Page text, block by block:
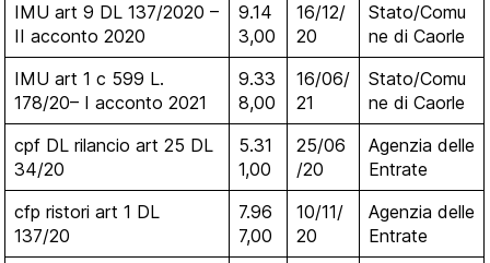
IMU art 9 DL 137/2020 –
II acconto 2020
9.14
3,00
16/12/
20
Stato/Comu
ne di Caorle
IMU art 1 c 599 L.
178/20– I acconto 2021
9.33
8,00
16/06/
21
Stato/Comu
ne di Caorle
cpf DL rilancio art 25 DL
34/20
5.31
1,00
25/06
/20
Agenzia delle
Entrate
cfp ristori art 1 DL
137/20
7.96
7,00
10/11/
20
Agenzia delle
Entrate